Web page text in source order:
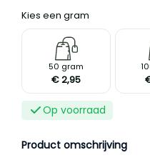
Kies een gram
S
50 gram
€ 2,95
Op voorraad
Product omschrijving